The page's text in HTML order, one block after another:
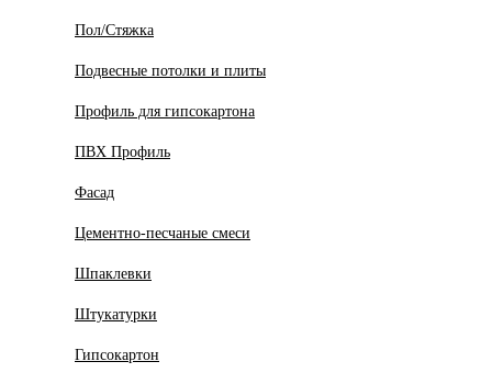
Пол/Стяжка
Подвесные потолки и плиты
Профиль для гипсокартона
ПВХ Профиль
Фасад
Цементно-песчаные смеси
Шпаклевки
Штукатурки
Гипсокартон